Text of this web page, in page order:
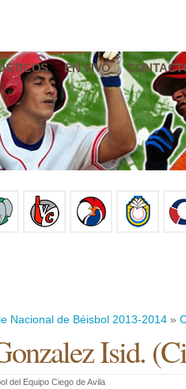
EN VIVO
Nacional de Béisbol 2013-2014 »
Isid.(
del Equipo Ciego de Avila